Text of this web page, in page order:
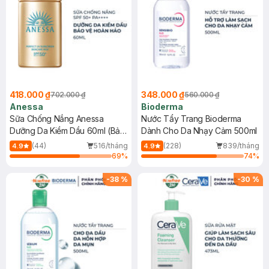
418.000 ₫702.000 ₫
Anessa
Sữa Chống Nắng Anessa
Dưỡng Da Kiềm Dầu 60ml (Bản
Mới)
4.9 (44)
516/tháng
69%
348.000 ₫560.000 ₫
Bioderma
Nước Tẩy Trang Bioderma
Dành Cho Da Nhạy Cảm 500ml
4.9 (228)
839/tháng
74%
-38 % -30 %